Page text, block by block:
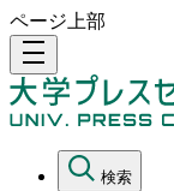
ページ上部
density_medium
検索